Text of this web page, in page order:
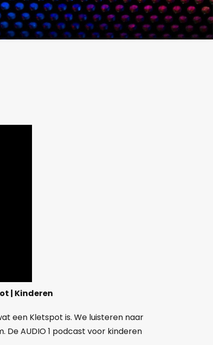
| Kinderen
een Kletspot is. We luisteren naar
AUDIO 1 podcast voor kinderen